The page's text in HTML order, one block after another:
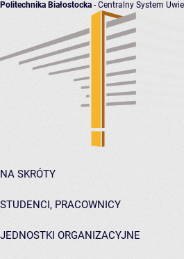
Politechnika Białostocka - Centralny System
NA SKRÓTY
STUDENCI, PRACOWNICY
JEDNOSTKI ORGANIZACYJNE